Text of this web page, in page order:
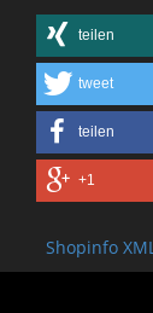
teilen
tweet
teilen
+1
Shopinfo XML